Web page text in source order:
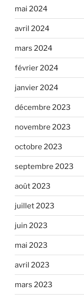
mai 2024
avril 2024
mars 2024
février 2024
janvier 2024
décembre 2023
novembre 2023
octobre 2023
septembre 2023
août 2023
juillet 2023
juin 2023
mai 2023
avril 2023
mars 2023